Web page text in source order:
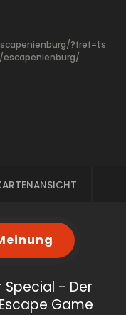
?fref=ts
Special - Der
Game